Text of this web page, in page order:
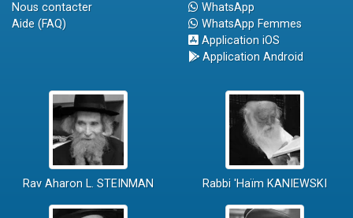
Nous contacter
Aide (FAQ)
WhatsApp
WhatsApp Femmes
Application iOS
Application Android
Rav Aharon L. STEINMAN Rabbi 'Haïm KANIEWSKI